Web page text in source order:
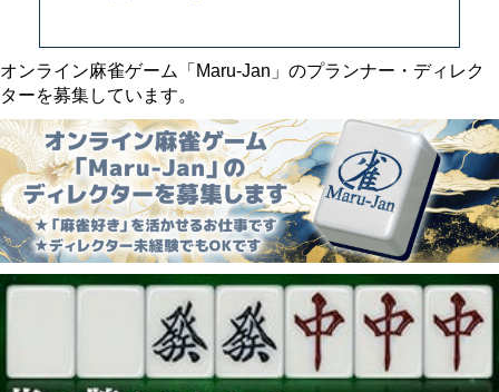
オンライン麻雀ゲーム「Maru-Jan」のプランナー・ディレク
ターを募集しています。